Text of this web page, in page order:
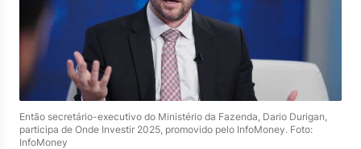
Então secretário-executivo do Ministério da Fazenda, Dario Durigan,
participa de Onde Investir 2025, promovido pelo InfoMoney. Foto:
InfoMoney